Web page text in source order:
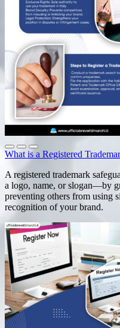
What is a Registered
A registered trademark
a logo, name, or slogan—by
preventing others from using
recognition of your brand.